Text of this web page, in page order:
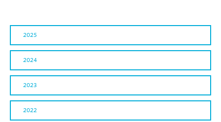
2025
2024
2023
2022